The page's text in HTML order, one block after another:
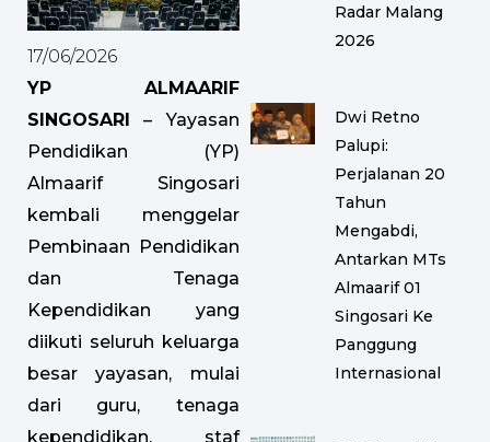
17/06/2026
YP ALMAARIF
SINGOSARI – Yayasan
Pendidikan (YP)
Almaarif Singosari
kembali menggelar
Pembinaan Pendidikan
dan Tenaga
Kependidikan yang
diikuti seluruh keluarga
besar yayasan, mulai
dari guru, tenaga
kependidikan, staf
Radar Malang
2026
Dwi Retno
Palupi:
Perjalanan 20
Tahun
Mengabdi,
Antarkan MTs
Almaarif 01
Singosari Ke
Panggung
Internasional